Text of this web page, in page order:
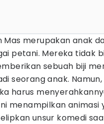
Mas merupakan anak
petani. Mereka tidak
sebuah biji
seorang anak.
harus
menampilkan
unsur komedi